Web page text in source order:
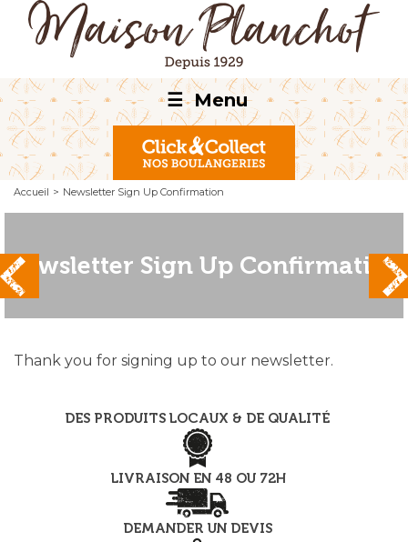
☰ Menu
Accueil > Newsletter Sign Up Confirmation
Newsletter Sign Up Confirmation
Thank you for signing up to our newsletter.
DES PRODUITS LOCAUX & DE QUALITÉ
LIVRAISON EN 48 OU 72H
DEMANDER UN DEVIS